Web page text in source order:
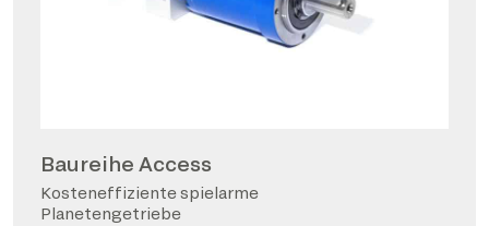
Baureihe Access
Kosteneffiziente spielarme
Planetengetriebe